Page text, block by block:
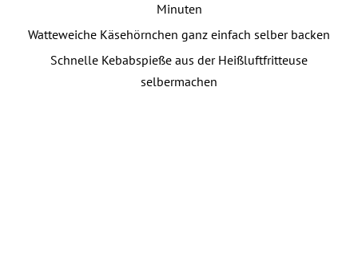
Minuten
Watteweiche Käsehörnchen ganz einfach selber backen
Schnelle Kebabspieße aus der Heißluftfritteuse
selbermachen